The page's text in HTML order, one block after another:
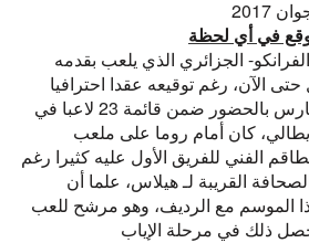
في أي لحظة
الجزائري الذي يلعب بقدمه
الآن، رغم توقيعه عقدا احترافيا
خلال الصائفة، واكتفى فارس بالحضور ضمن قائمة 23 لاعبا في
كان أمام روما على ملعب
الفني للفريق الأول عليه كثيرا رغم
القريبة لـ هيلاس، علما أن
أهداف هذا الموسم مع الرديف، وهو مرشح للعب